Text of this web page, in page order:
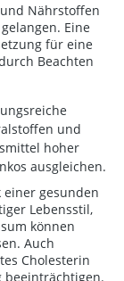
Nährstoffen
Eine
für eine
Beachten
und
hoher
ausgleichen.
einer gesunden
Lebensstil,
können
Auch
Cholesterin
beeinträchtigen.